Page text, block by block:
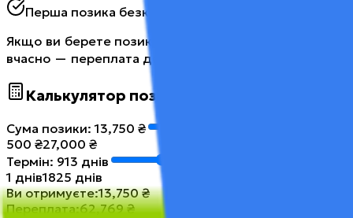
Перша позика безкоштовно
Якщо ви берете позику вперше і повертаєте її
вчасно — переплата дорівнює нулю.
Калькулятор позики
Сума позики:13,750 ₴
500 ₴27,000 ₴
Термін: 913 днів
1 днів1825 днів
Ви отримуєте:13,750₴
Переплата:62,769₴